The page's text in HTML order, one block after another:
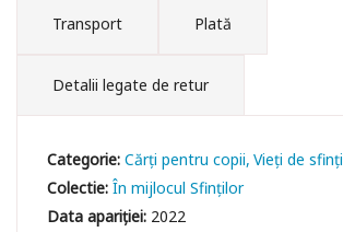
Transport Plată
Detalii legate de retur
Categorie:Cărți pentru copii Vieți de sfinți
Colectie:În mijlocul Sfinților
Data apariției: 2022